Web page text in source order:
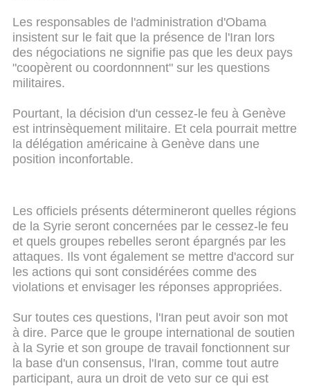
Les responsables de l'administration d'Obama
insistent sur le fait que la présence de l'Iran lors
des négociations ne signifie pas que les deux pays
"coopèrent ou coordonnnent" sur les questions
militaires.
Pourtant, la décision d'un cessez-le feu à Genève
est intrinsèquement militaire. Et cela pourrait mettre
la délégation américaine à Genève dans une
position inconfortable.
Les officiels présents détermineront quelles régions
de la Syrie seront concernées par le cessez-le feu
et quels groupes rebelles seront épargnés par les
attaques. Ils vont également se mettre d'accord sur
les actions qui sont considérées comme des
violations et envisager les réponses appropriées.
Sur toutes ces questions, l'Iran peut avoir son mot
à dire. Parce que le groupe international de soutien
à la Syrie et son groupe de travail fonctionnent sur
la base d'un consensus, l'Iran, comme tout autre
participant, aura un droit de veto sur ce qui est